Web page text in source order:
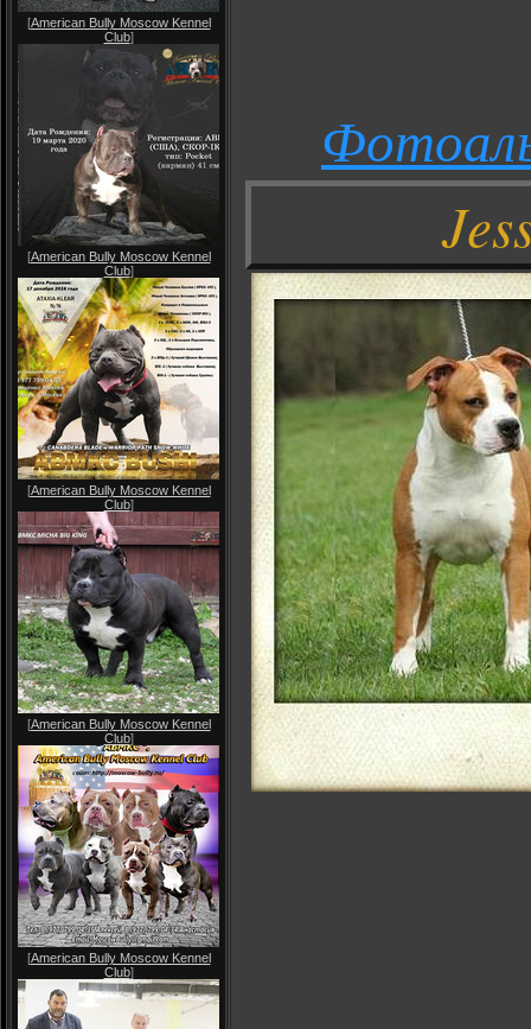
[American Bully Moscow Kennel
Club]
[American Bully Moscow Kennel
Club]
[American Bully Moscow Kennel
Club]
[American Bully Moscow Kennel
Club]
[American Bully Moscow Kennel
Club]